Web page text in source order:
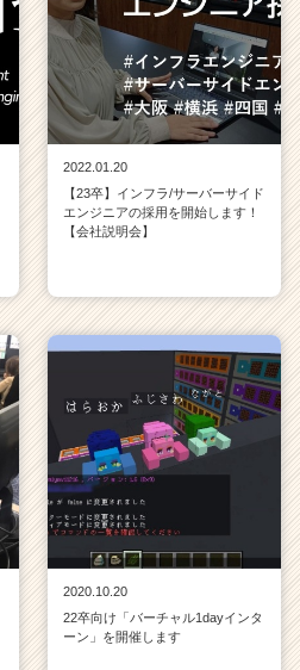
2022.01.20
【23卒】インフラ/サーバーサイド
エンジニアの採用を開始します！
【会社説明会】
2020.10.20
22卒向け「バーチャル1dayインタ
ーン」を開催します